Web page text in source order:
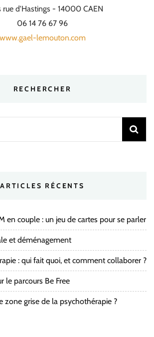
rue d'Hastings - 14000 CAEN
06 14 76 67 96
www.gael-lemouton.com
RECHERCHER
ARTICLES RÉCENTS
en couple : un jeu de cartes pour se parler
et déménagement
: qui fait quoi, et comment collaborer ?
le parcours Be Free
zone grise de la psychothérapie ?